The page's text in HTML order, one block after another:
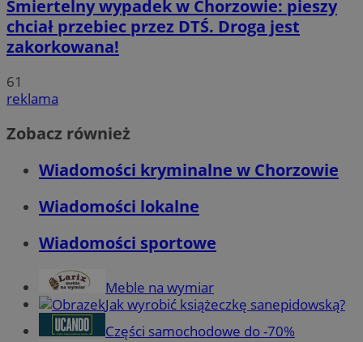
Śmiertelny wypadek w Chorzowie: pieszy
chciał przebiec przez DTŚ. Droga jest
zakorkowana!
61
reklama
Zobacz również
Wiadomości kryminalne w Chorzowie
Wiadomości lokalne
Wiadomości sportowe
Meble na wymiar
Jak wyrobić książeczkę sanepidowską?
Części samochodowe do -70%